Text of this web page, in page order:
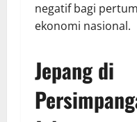
negatif bagi
ekonomi nasional.
Jepang di